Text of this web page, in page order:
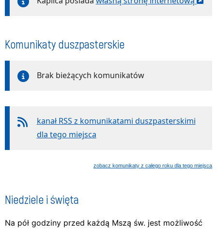
Komunikaty duszpasterskie
Brak bieżących komunikatów
kanał RSS z komunikatami duszpasterskimi
dla tego miejsca
zobacz komunikaty z całego roku dla tego miejsca
Niedziele i święta
Na pół godziny przed każdą Mszą św. jest możliwość